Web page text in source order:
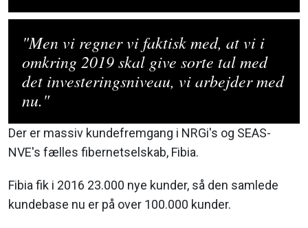
"Men vi regner vi faktisk med, at vi i
omkring 2019 skal give sorte tal med
det investeringsniveau, vi arbejder med
nu."
Der er massiv kundefremgang i NRGi's og SEAS-
NVE's fælles fibernetselskab, Fibia.
Fibia fik i 2016 23.000 nye kunder, så den samlede
kundebase nu er på over 100.000 kunder.